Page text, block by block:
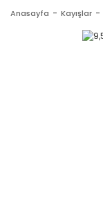
Anasayfa Kayışlar